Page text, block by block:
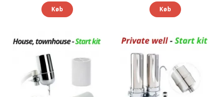
Køb Køb